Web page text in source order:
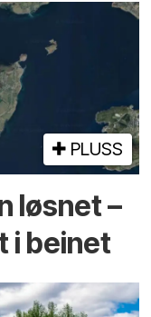
PLUSS
løsnet –
i beinet